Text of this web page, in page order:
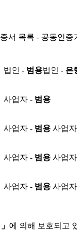
서 목록 - 공동인
법인 - 범용법인 - 은
사업자 - 범용
사업자 - 범용 사업
사업자 - 범용 사업
사업자 - 범용 사업
에 의해 보호되고